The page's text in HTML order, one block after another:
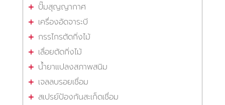
ปั๊มสุญญากาศ
เครื่องอัดจาระบี
กรรไกรตัดกิ่งไม้
เลื่อยตัดกิ่งไม้
น้ำยาแปลงสภาพสนิม
เจลลบรอยเชื่อม
สเปรย์ป้องกันสะเก็ดเชื่อม